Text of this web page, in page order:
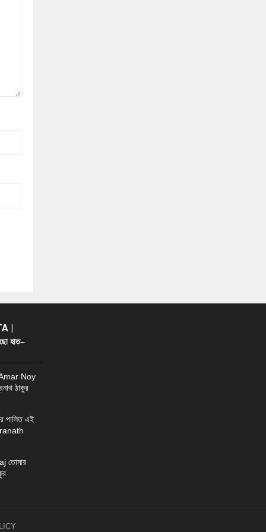
|
হাত–
Noy
ঠাকুর
পালিত এই
তোমার